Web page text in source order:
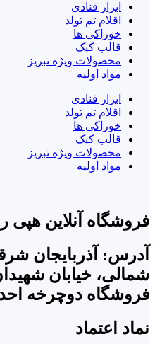
ابزار قنادی
اقلام تم تولد
خوراکی ها
قالب کیک
محصولات ویژه تبریز
مواد اولیه
ابزار قنادی
اقلام تم تولد
خوراکی ها
قالب کیک
محصولات ویژه تبریز
مواد اولیه
فروشگاه آنلاین هپی
آدرس: آذربایجان
شمالی، خیابان
فروشگاه دوچرخه احد
نماد اعتماد